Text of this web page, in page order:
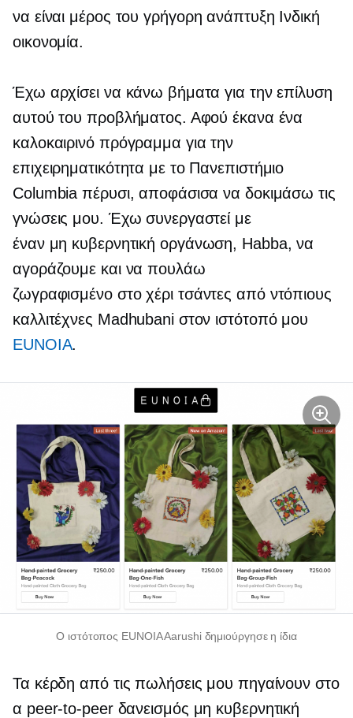
να είναι μέρος τουγρήγορη ανάπτυξη Ινδική
οικονομία.
Έχω αρχίσει να κάνω βήματα για την επίλυση
αυτού του προβλήματος. Αφού έκανα ένα
καλοκαιρινό πρόγραμμα για την
επιχειρηματικότητα με το Πανεπιστήμιο
Columbia πέρυσι, αποφάσισα να δοκιμάσω τις
γνώσεις μου. Έχω συνεργαστεί με
έναν μη κυβερνητική οργάνωση, Habba, να
αγοράζουμε και να πουλάω
ζωγραφισμένο στο χέριτσάντες από ντόπιους
καλλιτέχνες Madhubani στον ιστότοπό μου
EUNOIA.
Ο ιστότοπος EUNOIA Aarushi δημιούργησε η ίδια
Τα κέρδη από τις πωλήσεις μου πηγαίνουν στο
α peer-to-peerδανεισμός μη κυβερνητική